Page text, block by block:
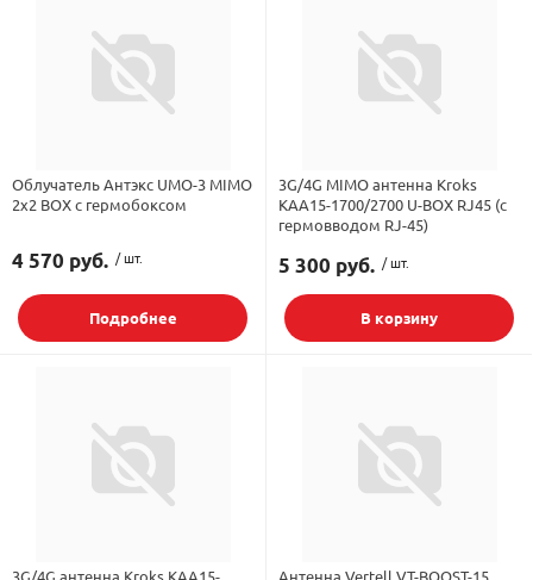
Облучатель Антэкс UMO-3 MIMO
2x2 BOX с гермобоксом
4 570 руб. / шт.
Подробнее
3G/4G MIMO антенна Kroks
KAA15-1700/2700 U-BOX RJ45 (с
гермовводом RJ-45)
5 300 руб. / шт.
В корзину
3G/4G антенна Kroks KAA15- Антенна Vertell VT-BOOST-15